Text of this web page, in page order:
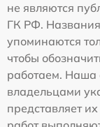
не являются
ГК РФ.
упоминаются
чтобы
работаем. Наша
владельцами
представляет